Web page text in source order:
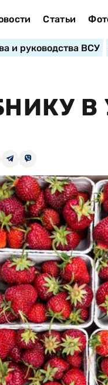
Статьи
и руководства ВСУ